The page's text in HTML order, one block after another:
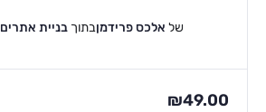
של אלכס פרידמןבתוך בניית אתרים
₪49.00